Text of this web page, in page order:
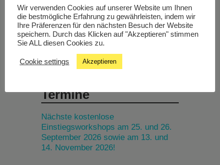
Studiochat
Songfinder
Termine
Nächste kostenlose
Einstiegsworkshops am 25. und 26.
September 2026 sowie am 13. und
14. November 2026!
Wir verwenden Cookies auf unserer Website um Ihnen
die bestmögliche Erfahrung zu gewährleisten, indem wir
Ihre Präferenzen für den nächsten Besuch der Website
speichern. Durch das Klicken auf "Akzeptieren" stimmen
Sie ALL diesen Cookies zu.
Cookie settings Akzeptieren